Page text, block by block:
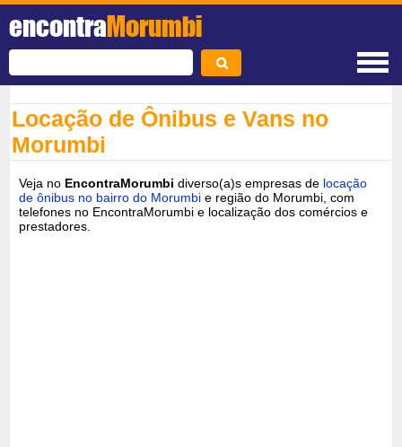
encontraMorumbi
Locação de Ônibus e Vans no
Morumbi
Veja no EncontraMorumbi diverso(a)s empresas de locação
de ônibus no bairro do Morumbi e região do Morumbi, com
telefones no EncontraMorumbi e localização dos comércios e
prestadores.